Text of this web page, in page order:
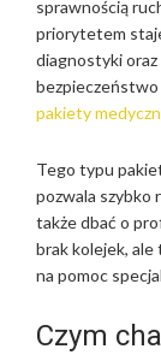
sprawnością
priorytetem
diagnostyki
bezpieczeństwo
pakiety
Tego typu
pozwala szybko
także dbać o
brak kolejek, ale
na pomoc
Czym